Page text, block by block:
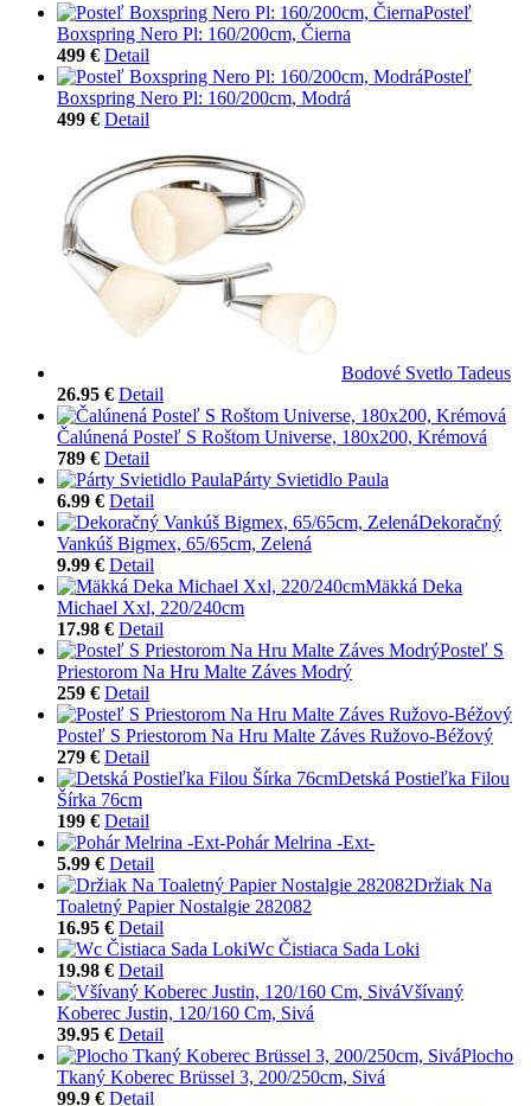
Posteľ
Boxspring Nero Pl: 160/200cm, Čierna
499 € Detail
Posteľ
Boxspring Nero Pl: 160/200cm, Modrá
499 € Detail
Bodové Svetlo Tadeus
26.95 € Detail
Čalúnená Posteľ S Roštom Universe, 180x200, Krémová
789 € Detail
Párty Svietidlo Paula
6.99 € Detail
Dekoračný
Vankúš Bigmex, 65/65cm, Zelená
9.99 € Detail
Mäkká Deka
Michael Xxl, 220/240cm
17.98 € Detail
Posteľ S
Priestorom Na Hru Malte Záves Modrý
259 € Detail
Posteľ S Priestorom Na Hru Malte Záves Ružovo-Béžový
279 € Detail
Detská Postieľka Filou
Šírka 76cm
199 € Detail
Pohár Melrina -Ext-
5.99 € Detail
Držiak Na
Toaletný Papier Nostalgie 282082
16.95 € Detail
Wc Čistiaca Sada Loki
19.98 € Detail
Všívaný
Koberec Justin, 120/160 Cm, Sivá
39.95 € Detail
Plocho
Tkaný Koberec Brüssel 3, 200/250cm, Sivá
99.9 € Detail